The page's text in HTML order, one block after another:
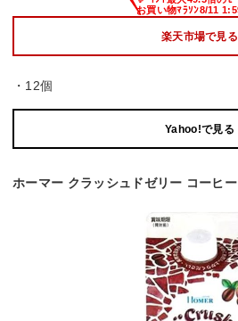
楽天市場で見る
・12個
Yahoo!で見る
ホーマー クラッシュドゼリー コーヒー